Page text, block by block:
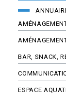
BAR, SNACK,
ESPACE